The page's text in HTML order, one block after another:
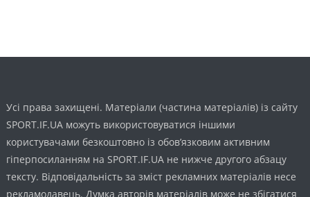
Усі права захищені. Матеріали (частина матеріалів) із сайту
SPORT.IF.UA можуть використовуватися іншими
користувачами безкоштовно із обов’язковим активним
гіперпосиланням на SPORT.IF.UA не нижче другого абзацу
тексту. Відповідальність за зміст рекламних матеріалів несе
рекламодавець. Думка авторів матеріалів може не збігатися